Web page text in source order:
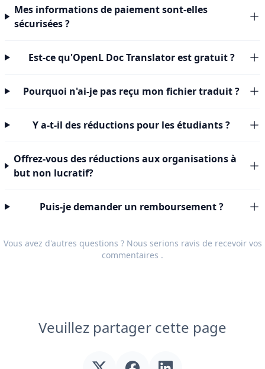
Mes informations de paiement sont-elles
sécurisées ?
Est-ce qu'OpenL Doc Translator est gratuit ?
Pourquoi n'ai-je pas reçu mon fichier traduit ?
Y a-t-il des réductions pour les étudiants ?
Offrez-vous des réductions aux organisations à
but non lucratif?
Puis-je demander un remboursement ?
Vous avez d'autres questions ? Nous serions ravis de recevoir vos
commentaires .
Veuillez partager cette page